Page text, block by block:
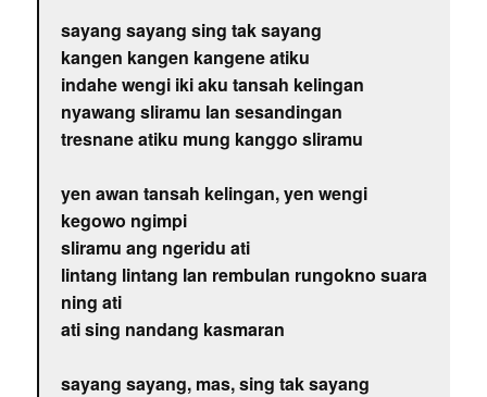
sayang sayang sing tak sayang
kangen kangen kangene atiku
indahe wengi iki aku tansah kelingan
nyawang sliramu lan sesandingan
tresnane atiku mung kanggo sliramu
yen awan tansah kelingan, yen wengi
kegowo ngimpi
sliramu ang ngeridu ati
lintang lintang lan rembulan rungokno suara
ning ati
ati sing nandang kasmaran
sayang sayang, mas, sing tak sayang